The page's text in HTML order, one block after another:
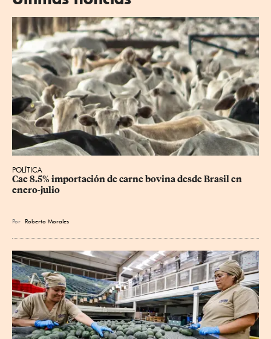
POLÍTICA
Cae 8.5% importación de carne bovina desde Brasil en
enero-julio
Por Roberto Morales